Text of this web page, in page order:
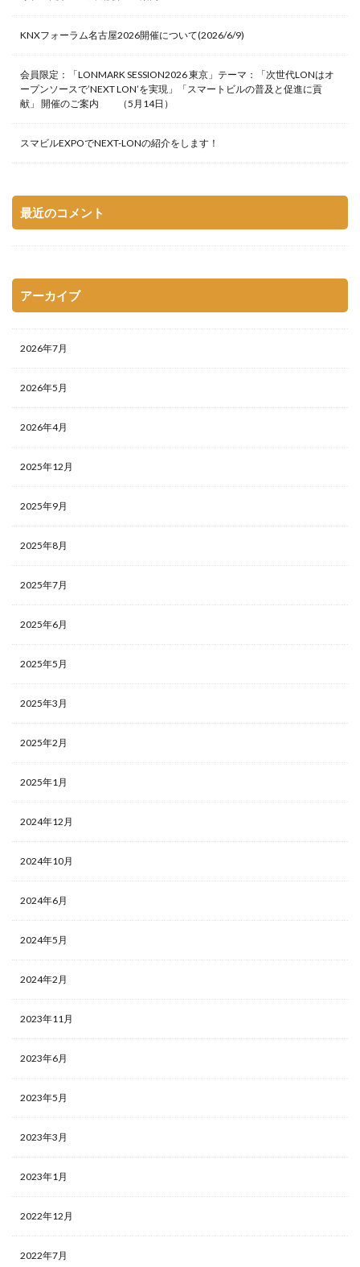
KNXフォーラム名古屋2026開催について(2026/6/9)
会員限定：「LONMARK SESSION2026 東京」テーマ：「次世代LONはオ
ープンソースで’NEXT LON’を実現」「スマートビルの普及と促進に貢
献」 開催のご案内 （5月14日）
スマビルEXPOでNEXT-LONの紹介をします！
最近のコメント
アーカイブ
2026年7月
2026年5月
2026年4月
2025年12月
2025年9月
2025年8月
2025年7月
2025年6月
2025年5月
2025年3月
2025年2月
2025年1月
2024年12月
2024年10月
2024年6月
2024年5月
2024年2月
2023年11月
2023年6月
2023年5月
2023年3月
2023年1月
2022年12月
2022年7月